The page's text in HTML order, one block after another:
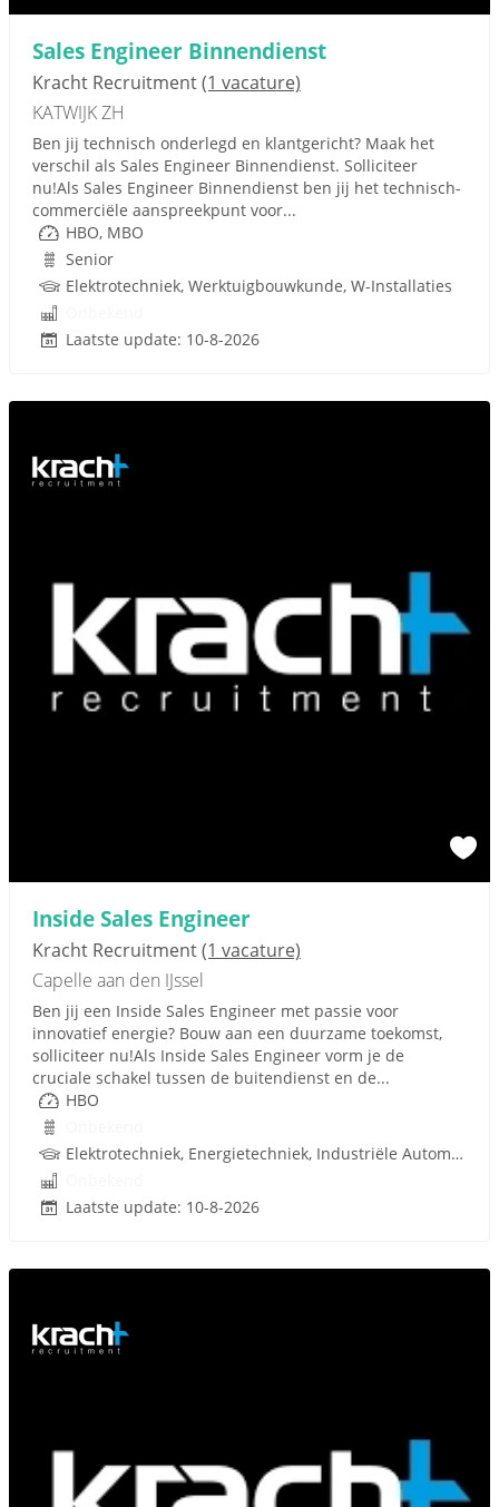
Sales Engineer Binnendienst
Kracht Recruitment(1 vacature)
KATWIJK ZH
Ben jij technisch onderlegd en klantgericht? Maak het
verschil als Sales Engineer Binnendienst. Solliciteer
nu!Als Sales Engineer Binnendienst ben jij het technisch-
commerciële aanspreekpunt voor...
HBO, MBO
Senior
Elektrotechniek, Werktuigbouwkunde, W-Installaties
Laatste update: 10-8-2026
Inside Sales Engineer
Kracht Recruitment(1 vacature)
Capelle aan den IJssel
Ben jij een Inside Sales Engineer met passie voor
innovatief energie? Bouw aan een duurzame toekomst,
solliciteer nu!Als Inside Sales Engineer vorm je de
cruciale schakel tussen de buitendienst en de...
HBO
Elektrotechniek, Energietechniek, Industriële Automatisering, Werktuigbouwkunde
Laatste update: 10-8-2026